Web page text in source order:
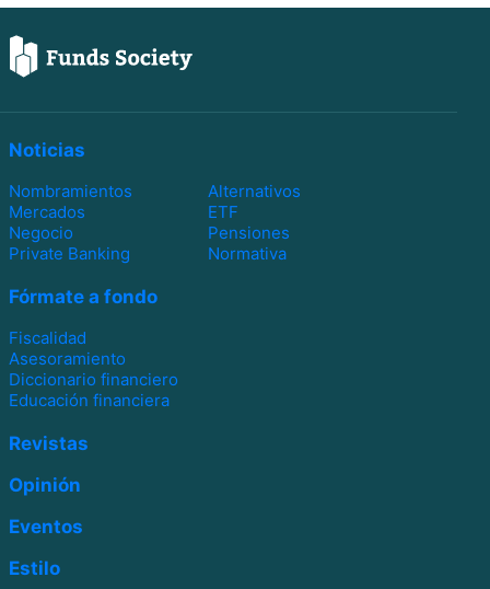
Noticias
Nombramientos
Alternativos
Mercados
ETF
Negocio
Pensiones
Private Banking
Normativa
Fórmate a fondo
Fiscalidad
Asesoramiento
Diccionario financiero
Educación financiera
Revistas
Opinión
Eventos
Estilo